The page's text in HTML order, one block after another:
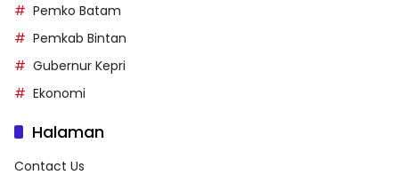
Pemko Batam
Pemkab Bintan
Gubernur Kepri
Ekonomi
Halaman
Contact Us